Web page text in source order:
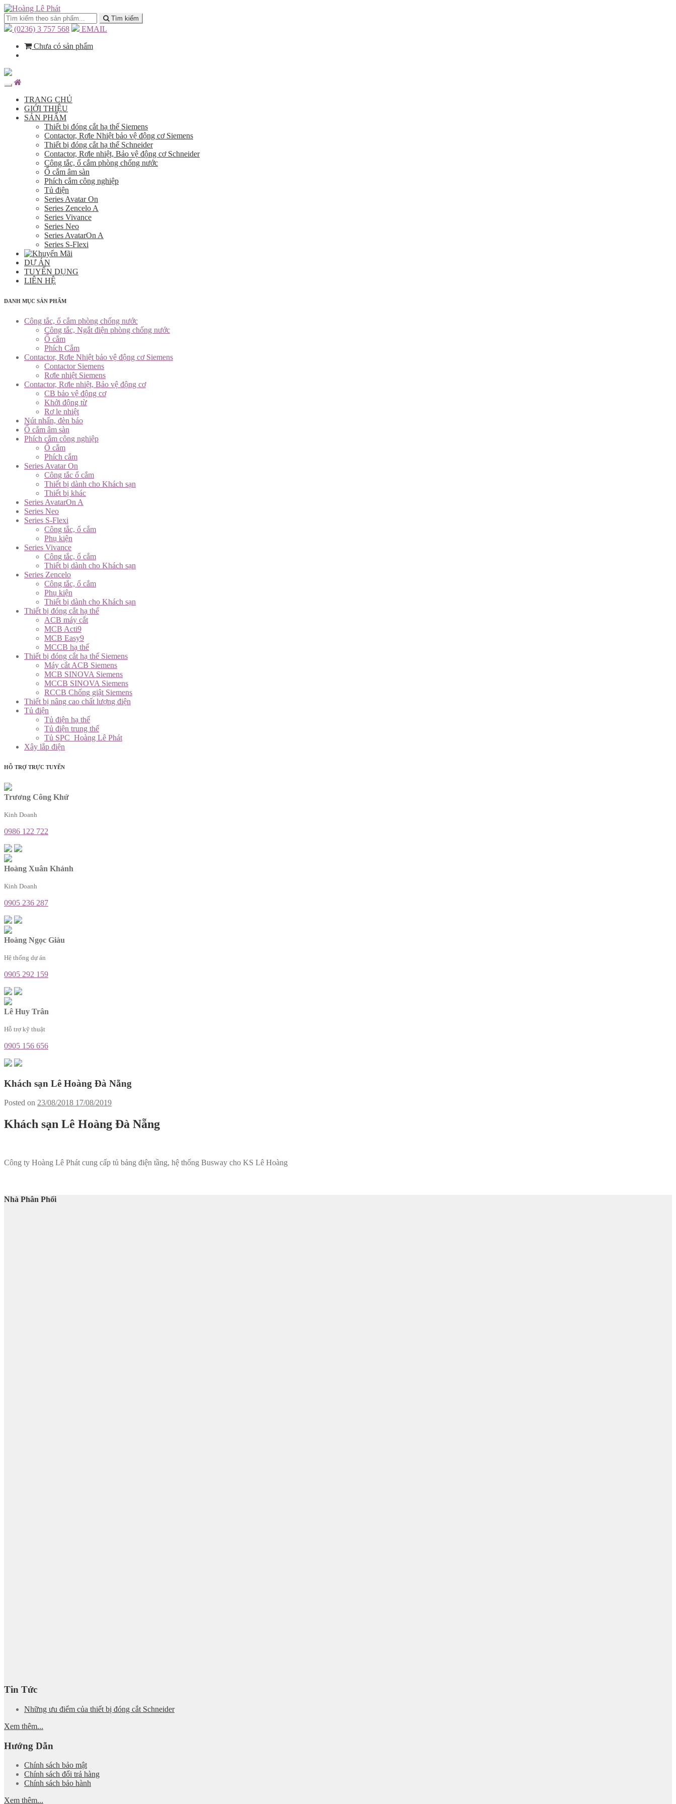
Tìm kiếm
(0236) 3 757 568
EMAIL
Chưa có sản phẩm
TRANG CHỦ
GIỚI THIỆU
SẢN PHẨM
Thiết bị đóng cắt hạ thế Siemens
Contactor, Rơle Nhiệt bảo vệ động cơ Siemens
Thiết bị đóng cắt hạ thế Schneider
Contactor, Rơle nhiệt, Bảo vệ động cơ Schneider
Công tắc, ổ cắm phòng chống nước
Ổ cắm âm sàn
Phích cắm công nghiệp
Tủ điện
Series Avatar On
Series Zencelo A
Series Vivance
Series Neo
Series AvatarOn A
Series S-Flexi
DỰ ÁN
TUYỂN DỤNG
LIÊN HỆ
DANH MỤC SẢN PHẨM
Công tắc, ổ cắm phòng chống nước
Công tắc, Ngắt điện phòng chống nước
Ổ cắm
Phích Cắm
Contactor, Rơle Nhiệt bảo vệ động cơ Siemens
Contactor Siemens
Rơle nhiệt Siemens
Contactor, Rơle nhiệt, Bảo vệ động cơ
CB bảo vệ động cơ
Khởi động từ
Rơ le nhiệt
Nút nhấn, đèn báo
Ổ cắm âm sàn
Phích cắm công nghiệp
Ổ cắm
Phích cắm
Series Avatar On
Công tắc ổ cắm
Thiết bị dành cho Khách sạn
Thiết bị khác
Series AvatarOn A
Series Neo
Series S-Flexi
Công tắc, ổ cắm
Phụ kiện
Series Vivance
Công tắc, ổ cắm
Thiết bị dành cho Khách sạn
Series Zencelo
Công tắc, ổ cắm
Phụ kiện
Thiết bị dành cho Khách sạn
Thiết bị đóng cắt hạ thế
ACB máy cắt
MCB Acti9
MCB Easy9
MCCB hạ thế
Thiết bị đóng cắt hạ thế Siemens
Máy cắt ACB Siemens
MCB SINOVA Siemens
MCCB SINOVA Siemens
RCCB Chống giật Siemens
Thiết bị nâng cao chất lượng điện
Tủ điện
Tủ điện hạ thế
Tủ điện trung thế
Tủ SPC_Hoàng Lê Phát
Xây lắp điện
HỖ TRỢ TRỰC TUYẾN
Trương Công Khứ
Kinh Doanh
0986 122 722
Hoàng Xuân Khánh
Kinh Doanh
0905 236 287
Hoàng Ngọc Giàu
Hệ thống dự án
0905 292 159
Lê Huy Trân
Hỗ trợ kỹ thuật
0905 156 656
Khách sạn Lê Hoàng Đà Nẵng
Posted on 23/08/2018 17/08/2019
Khách sạn Lê Hoàng Đà Nẵng
Công ty Hoàng Lê Phát cung cấp tủ bảng điện tầng, hệ thống Busway cho KS Lê Hoàng
Nhà Phân Phối
Tin Tức
Những ưu điểm của thiết bị đóng cắt Schneider
Xem thêm...
Hướng Dẫn
Chính sách bảo mật
Chính sách đổi trả hàng
Chính sách bảo hành
Xem thêm...